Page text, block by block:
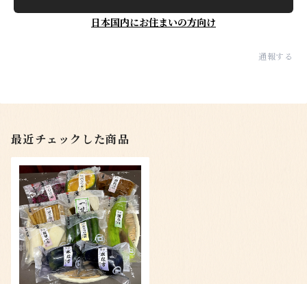
日本国内にお住まいの方向け
通報する
最近チェックした商品